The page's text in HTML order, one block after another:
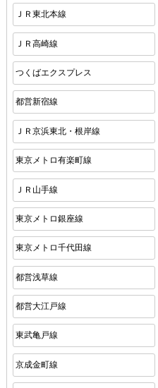
ＪＲ東北本線
ＪＲ高崎線
つくばエクスプレス
都営新宿線
ＪＲ京浜東北・根岸線
東京メトロ有楽町線
ＪＲ山手線
東京メトロ銀座線
東京メトロ千代田線
都営浅草線
都営大江戸線
東武亀戸線
京成金町線